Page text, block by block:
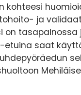
ja
tasapainossa
saat